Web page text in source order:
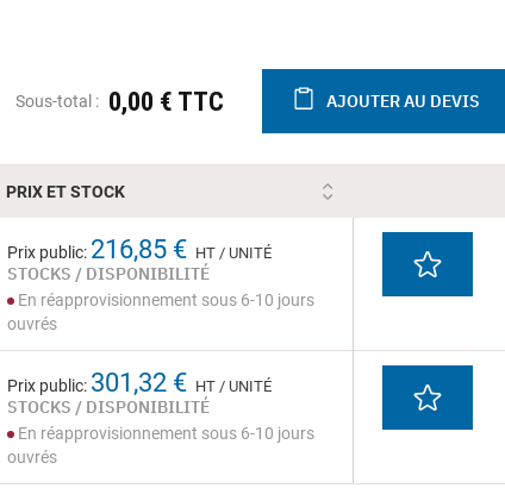
Sous-total : 0,00 € TTC AJOUTER AU DEVIS
PRIX ET STOCK
Prix public: 216,85 € HT / UNITÉ
STOCKS / DISPONIBILITÉ
En réapprovisionnement sous 6-10 jours
ouvrés
Prix public: 301,32 € HT / UNITÉ
STOCKS / DISPONIBILITÉ
En réapprovisionnement sous 6-10 jours
ouvrés